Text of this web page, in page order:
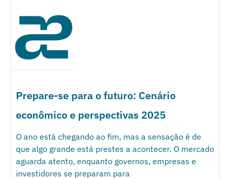
Prepare-se para o futuro: Cenário
econômico e perspectivas 2025
O ano está chegando ao fim, mas a sensação é de
que algo grande está prestes a acontecer. O mercado
aguarda atento, enquanto governos, empresas e
investidores se preparam para